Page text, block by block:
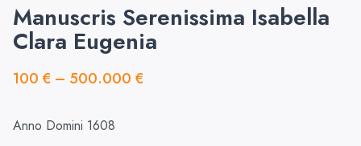
Manuscris Serenissima Isabella
Clara Eugenia
100 € – 500.000 €
Anno Domini 1608